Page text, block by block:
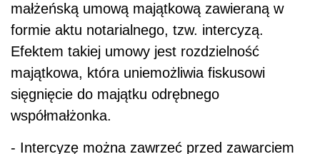
małżeńską umową majątkową zawieraną w
formie aktu notarialnego, tzw. intercyzą.
Efektem takiej umowy jest rozdzielność
majątkowa, która uniemożliwia fiskusowi
sięgnięcie do majątku odrębnego
współmałżonka.
- Intercyzę można zawrzeć przed zawarciem